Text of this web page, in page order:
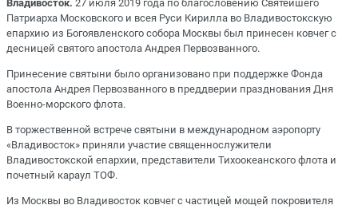
Владивосток. 27 июля 2019 года по благословению Святейшего
Патриарха Московского и всея Руси Кирилла во Владивостокскую
епархию из Богоявленского собора Москвы был принесен ковчег с
десницей святого апостола Андрея Первозванного.
Принесение святыни было организовано при поддержке Фонда
апостола Андрея Первозванного в преддверии празднования Дня
Военно-морского флота.
В торжественной встрече святыни в международном аэропорту
«Владивосток» приняли участие священнослужители
Владивостокской епархии, представители Тихоокеанского флота и
почетный караул ТОФ.
Из Москвы во Владивосток ковчег с частицей мощей покровителя